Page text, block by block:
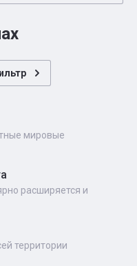
мировые
расширяется и
территории